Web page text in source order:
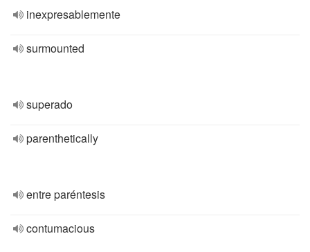
inexpresablemente
surmounted
superado
parenthetically
entre paréntesis
contumacious